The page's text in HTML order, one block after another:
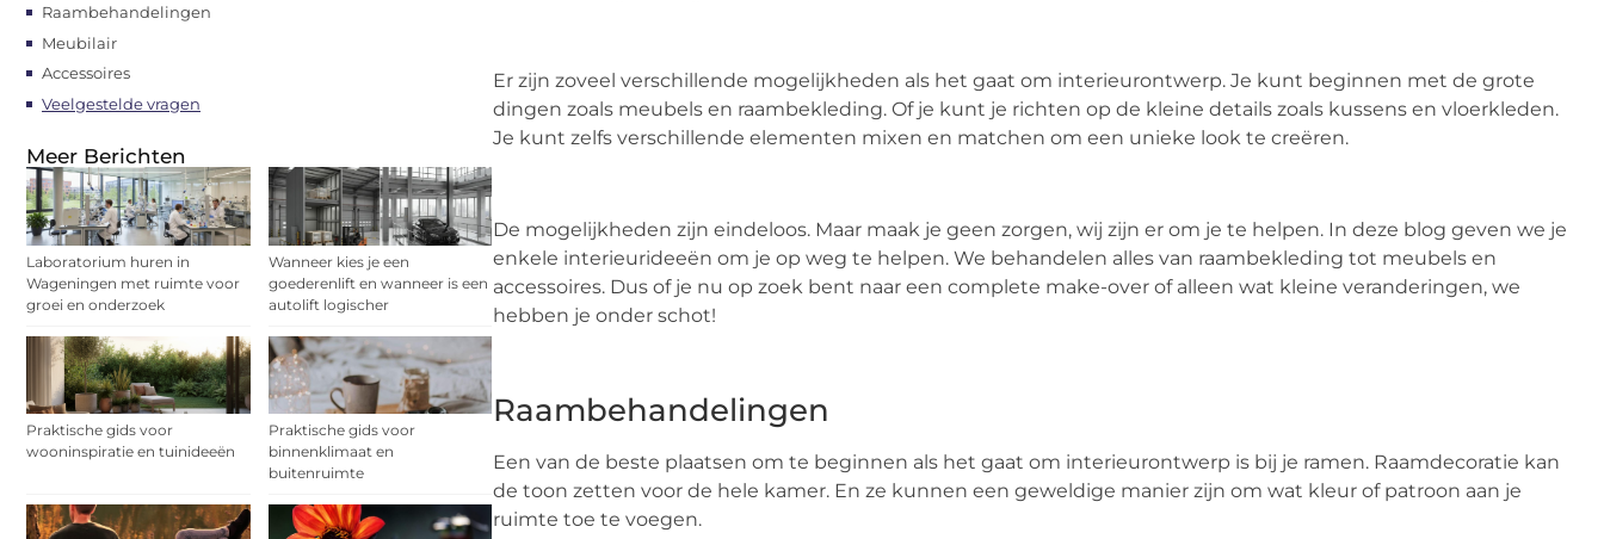
Raambehandelingen
Meubilair
Accessoires
Veelgestelde vragen
Meer Berichten
Laboratorium huren in
Wageningen met ruimte voor
groei en onderzoek
Wanneer kies je een
goederenlift en wanneer is een
autolift logischer
Praktische gids voor
wooninspiratie en tuinideeën
Praktische gids voor
binnenklimaat en
buitenruimte
Er zijn zoveel verschillende mogelijkheden als het gaat om interieurontwerp. Je kunt beginnen met de grote
dingen zoals meubels en raambekleding. Of je kunt je richten op de kleine details zoals kussens en vloerkleden.
Je kunt zelfs verschillende elementen mixen en matchen om een unieke look te creëren.
De mogelijkheden zijn eindeloos. Maar maak je geen zorgen, wij zijn er om je te helpen. In deze blog geven we je
enkele interieurideeën om je op weg te helpen. We behandelen alles van raambekleding tot meubels en
accessoires. Dus of je nu op zoek bent naar een complete make-over of alleen wat kleine veranderingen, we
hebben je onder schot!
Raambehandelingen
Een van de beste plaatsen om te beginnen als het gaat om interieurontwerp is bij je ramen. Raamdecoratie kan
de toon zetten voor de hele kamer. En ze kunnen een geweldige manier zijn om wat kleur of patroon aan je
ruimte toe te voegen.